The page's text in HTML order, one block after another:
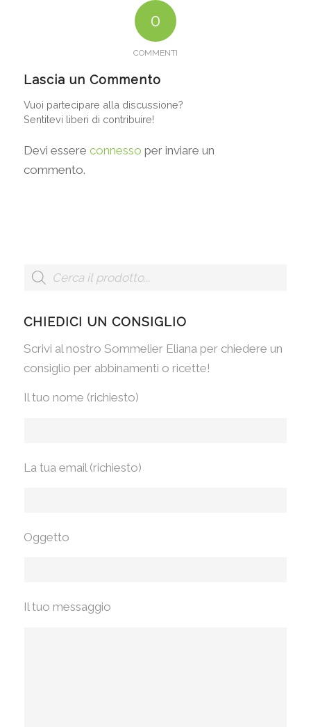
0
COMMENTI
Lascia un Commento
Vuoi partecipare alla discussione?
Sentitevi liberi di contribuire!
Devi essere connesso per inviare un
commento.
CHIEDICI UN CONSIGLIO
Scrivi al nostro Sommelier Eliana per chiedere un
consiglio per abbinamenti o ricette!
Il tuo nome (richiesto)
La tua email (richiesto)
Oggetto
Il tuo messaggio